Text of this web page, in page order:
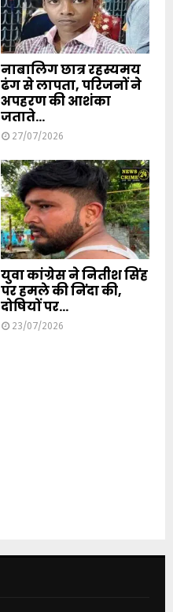
नाबालिग छात्र रहस्यमय
ढंग से लापता, परिजनों ने
अपहरण की आशंका
जताते...
27/07/2026
युवा कांग्रेस ने नितीश सिंह
पर हमले की निंदा की,
दोषियों पर...
23/07/2026